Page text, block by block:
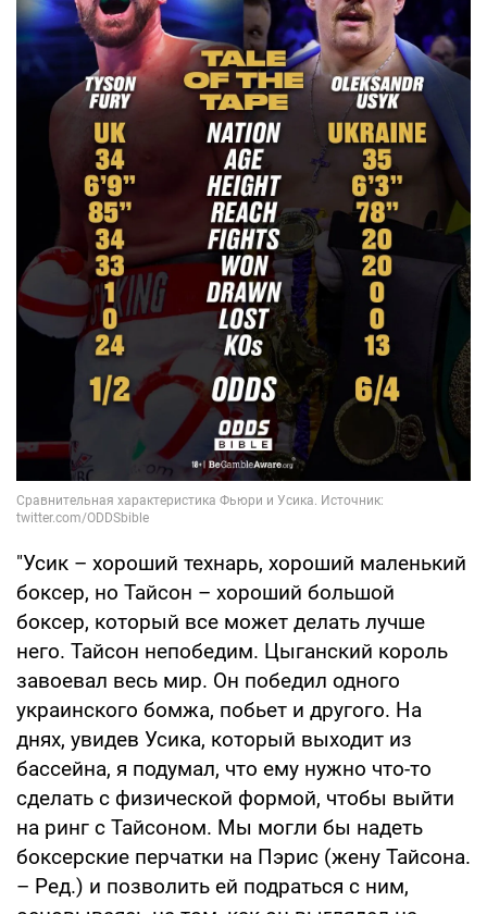
"Усик – хороший технарь, хороший маленький
боксер, но Тайсон – хороший большой
боксер, который все может делать лучше
него. Тайсон непобедим. Цыганский король
завоевал весь мир. Он победил одного
украинского бомжа, побьет и другого. На
днях, увидев Усика, который выходит из
бассейна, я подумал, что ему нужно что-то
сделать с физической формой, чтобы выйти
на ринг с Тайсоном. Мы могли бы надеть
боксерские перчатки на Пэрис (жену Тайсона.
– Ред.) и позволить ей подраться с ним,